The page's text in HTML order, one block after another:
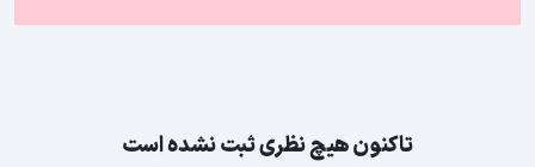
تاکنون هیچ نظری ثبت نشده است